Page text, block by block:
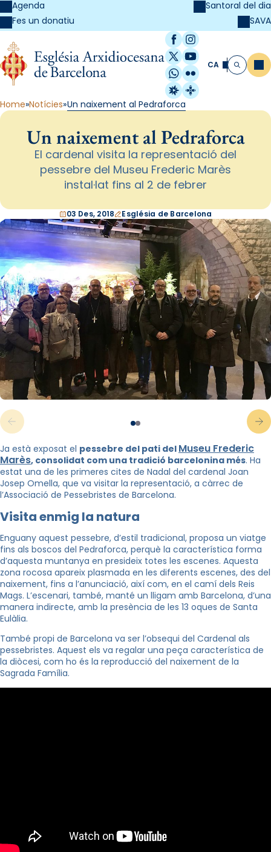
Agenda
Fes un donatiu
Santoral del dia
SAVA
Facebook
Instagram
X / Twitter
YouTube
WhatsApp
Flickr
Radio Estel
Catalunya
CA Cerca
Home Notícies Un naixement al Pedraforca
Un naixement al Pedraforca
El cardenal visita la representació del
pessebre del Museu Frederic Marès
instal·lat fins al 2 de febrer
03 Des, 2018 Església de Barcelona
Ja està exposat el pessebre del pati del Museu Frederic
Marès, consolidat com una tradició barcelonina més. Ha
estat una de les primeres cites de Nadal del cardenal Joan
Josep Omella, que va visitar la representació, a càrrec de
l’Associació de Pessebristes de Barcelona.
Visita enmig la natura
Enguany aquest pessebre, d’estil tradicional, proposa un viatge
fins als boscos del Pedraforca, perquè la característica forma
d’aquesta muntanya en presideix totes les escenes. Aquesta
zona rocosa apareix plasmada en les diferents escenes, des del
naixement, fins a l’anunciació, així com, en el camí dels Reis
Mags. L’escenari, també, manté un lligam amb Barcelona, d’una
manera indirecte, amb la presència de les 13 oques de Santa
Eulàlia.
També propi de Barcelona va ser l’obsequi del Cardenal als
pessebristes. Aquest els va regalar una peça característica de
la diòcesi, com ho és la reproducció del naixement de la
Sagrada Família.